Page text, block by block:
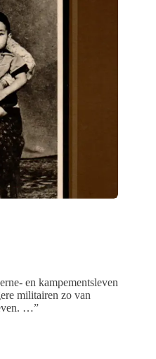
en kampementsleven
militairen zo van
…”